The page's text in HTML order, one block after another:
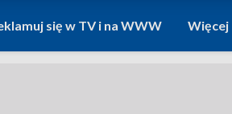
się w TV i na WWW Więcej